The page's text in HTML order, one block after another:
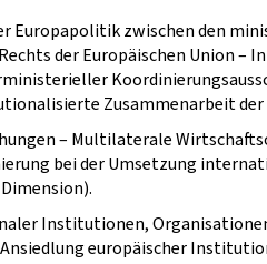
Europapolitik zwischen den
der Europäischen Union
Zusammenarbeit der
– Multilaterale
bei der Umsetzung
Institutionen,
europäischer